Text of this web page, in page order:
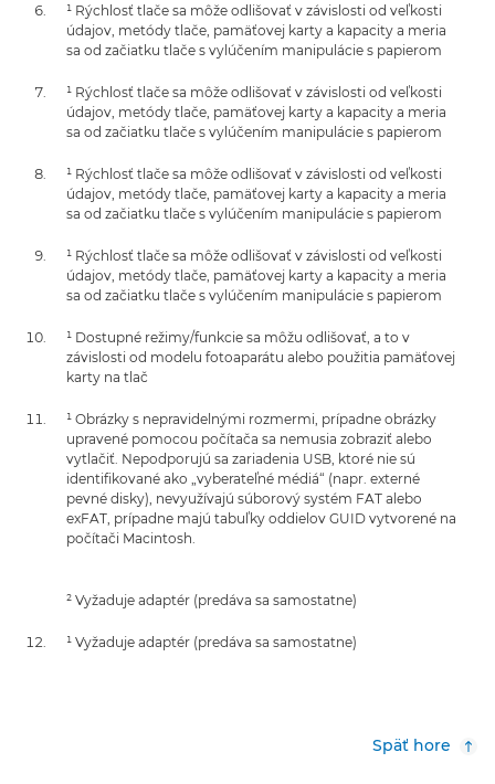
¹ Rýchlosť tlače sa môže odlišovať v závislosti od veľkosti
údajov, metódy tlače, pamäťovej karty a kapacity a meria
sa od začiatku tlače s vylúčením manipulácie s papierom
¹ Rýchlosť tlače sa môže odlišovať v závislosti od veľkosti
údajov, metódy tlače, pamäťovej karty a kapacity a meria
sa od začiatku tlače s vylúčením manipulácie s papierom
¹ Rýchlosť tlače sa môže odlišovať v závislosti od veľkosti
údajov, metódy tlače, pamäťovej karty a kapacity a meria
sa od začiatku tlače s vylúčením manipulácie s papierom
¹ Rýchlosť tlače sa môže odlišovať v závislosti od veľkosti
údajov, metódy tlače, pamäťovej karty a kapacity a meria
sa od začiatku tlače s vylúčením manipulácie s papierom
¹ Dostupné režimy/funkcie sa môžu odlišovať, a to v
závislosti od modelu fotoaparátu alebo použitia pamäťovej
karty na tlač
¹ Obrázky s nepravidelnými rozmermi, prípadne obrázky
upravené pomocou počítača sa nemusia zobraziť alebo
vytlačiť. Nepodporujú sa zariadenia USB, ktoré nie sú
identifikované ako „vyberateľné médiá“ (napr. externé
pevné disky), nevyužívajú súborový systém FAT alebo
exFAT, prípadne majú tabuľky oddielov GUID vytvorené na
počítači Macintosh.
² Vyžaduje adaptér (predáva sa samostatne)
¹ Vyžaduje adaptér (predáva sa samostatne)
Späť hore